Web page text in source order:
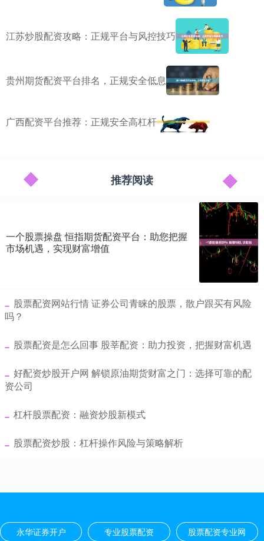
江苏炒股配资攻略：正规平台与风控技巧
贵州期货配资平台排名，正规安全低息
广西配资平台推荐：正规安全高杠杆
推荐阅读
一个股票操盘 恒指期货配资平台：助您把握
市场机遇，实现财富增值
​股票配资网站行情 证券公司青睐的股票，散户跟买有风险
吗？
​股票配资是怎么回事 股莘配资：助力投资，把握财富机遇
​好配资炒股开户网 解锁原油期货财富之门：选择可靠的配
资公司
​杠杆股票配资：融资炒股新模式
​股票配资炒股：杠杆操作风险与策略解析
永华证券开户 专业股票配资 股票配资专业网